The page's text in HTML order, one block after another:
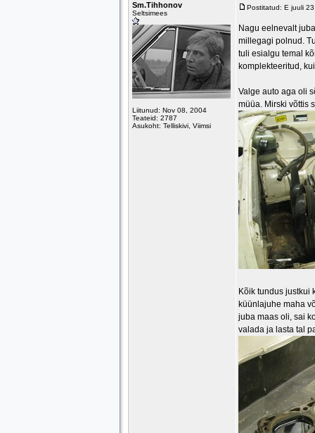
Sm.Tihhonov
Seltsimees
Liitunud: Nov 08, 2004
Teateid: 2787
Asukoht: Telliskivi, Viimsi
Postitatud: E juuli
Nagu eelnevalt
millegagi polnud.
tuli esialgu temal
komplekteeritud,
Valge auto aga oli
müüa. Mirski võttis
Kõik tundus justkui
küünlajuhe maha
juba maas oli, sai
valada ja lasta tal